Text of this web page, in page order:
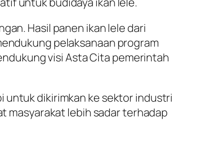
Hasil panen ikan lele dari
pelaksanaan program
visi Asta Cita pemerintah
untuk dikirimkan ke sektor industri
masyarakat lebih sadar terhadap